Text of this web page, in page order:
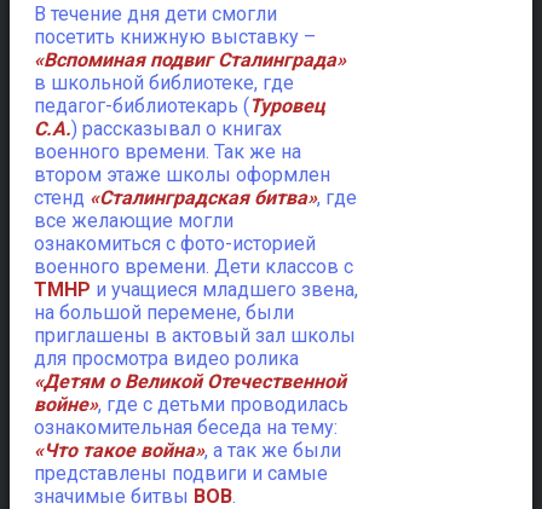
В течение дня дети смогли
посетить книжную выставку –
«Вспоминая подвиг Сталинграда»
в школьной библиотеке, где
педагог-библиотекарь (Туровец
С.А.) рассказывал о книгах
военного времени. Так же на
втором этаже школы оформлен
стенд «Сталинградская битва», где
все желающие могли
ознакомиться с фото-историей
военного времени. Дети классов с
ТМНР и учащиеся младшего звена,
на большой перемене, были
приглашены в актовый зал школы
для просмотра видео ролика
«Детям о Великой Отечественной
войне», где с детьми проводилась
ознакомительная беседа на тему:
«Что такое война», а так же были
представлены подвиги и самые
значимые битвы ВОВ.